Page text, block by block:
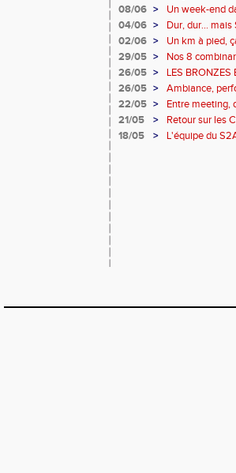
08/06 >
Un week-end
04/06 >
Dur, dur...
02/06 >
Un km à pied,
29/05 >
Nos 8
26/05 >
LES BRONZES
26/05 >
Ambiance,
ont brillé !
22/05 >
Entre meeting,
21/05
>
Retour sur les
18/05
> L'équipe du